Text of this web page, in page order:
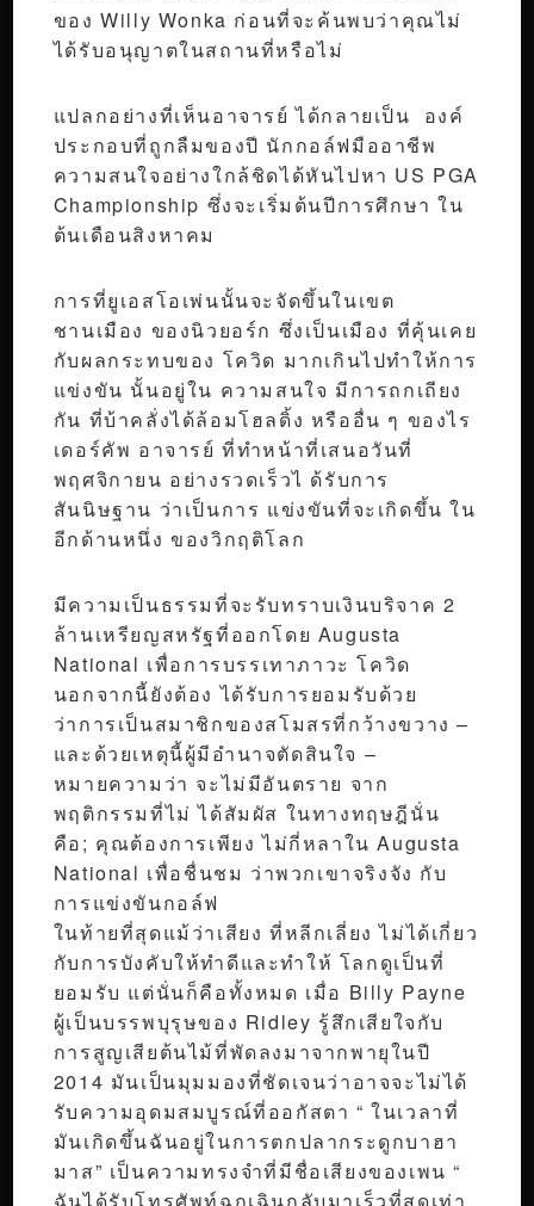
ของ Willy Wonka ก่อนที่จะค้นพบว่าคุณไม่
ได้รับอนุญาตในสถานที่หรือไม่
แปลกอย่างที่เห็นอาจารย์ ได้กลายเป็น องค์
ประกอบที่ถูกลืมของปี นักกอล์ฟมืออาชีพ
ความสนใจอย่างใกล้ชิดได้หันไปหา US PGA
Championship ซึ่งจะเริ่มต้นปีการศึกษา ใน
ต้นเดือนสิงหาคม
การที่ยูเอสโอเพ่นนั้นจะจัดขึ้นในเขต
ชานเมือง ของนิวยอร์ก ซึ่งเป็นเมือง ที่คุ้นเคย
กับผลกระทบของ โควิด มากเกินไปทำให้การ
แข่งขัน นั้นอยู่ใน ความสนใจ มีการถกเถียง
กัน ที่บ้าคลั่งได้ล้อมโฮลดิ้ง หรืออื่น ๆ ของไร
เดอร์คัพ อาจารย์ ที่ทำหน้าที่เสนอวันที่
พฤศจิกายน อย่างรวดเร็วไ ด้รับการ
สันนิษฐาน ว่าเป็นการ แข่งขันที่จะเกิดขึ้น ใน
อีกด้านหนึ่ง ของวิกฤติโลก
มีความเป็นธรรมที่จะรับทราบเงินบริจาค 2
ล้านเหรียญสหรัฐที่ออกโดย Augusta
National เพื่อการบรรเทาภาวะ โควิด
นอกจากนี้ยังต้อง ได้รับการยอมรับด้วย
ว่าการเป็นสมาชิกของสโมสรที่กว้างขวาง –
และด้วยเหตุนี้ผู้มีอำนาจตัดสินใจ –
หมายความว่า จะไม่มีอันตราย จาก
พฤติกรรมที่ไม่ ได้สัมผัส ในทางทฤษฎีนั่น
คือ; คุณต้องการเพียง ไม่กี่หลาใน Augusta
National เพื่อชื่นชม ว่าพวกเขาจริงจัง กับ
การแข่งขันกอล์ฟ
ในท้ายที่สุดแม้ว่าเสียง ที่หลีกเลี่ยง ไม่ได้เกี่ยว
กับการบังคับให้ทำดีและทำให้ โลกดูเป็นที่
ยอมรับ แต่นั่นก็คือทั้งหมด เมื่อ Billy Payne
ผู้เป็นบรรพบุรุษของ Ridley รู้สึกเสียใจกับ
การสูญเสียต้นไม้ที่พัดลงมาจากพายุในปี
2014 มันเป็นมุมมองที่ชัดเจนว่าอาจจะไม่ได้
รับความอุดมสมบูรณ์ที่ออกัสตา “ ในเวลาที่
มันเกิดขึ้นฉันอยู่ในการตกปลากระดูกบาฮา
มาส” เป็นความทรงจำที่มีชื่อเสียงของเพน “